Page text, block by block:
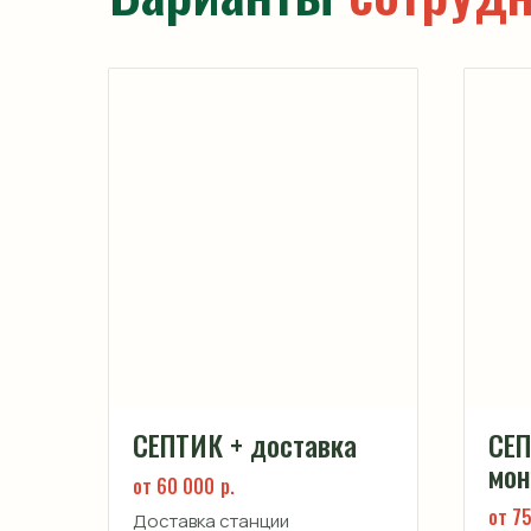
СЕПТИК + доставка
от 60 000 р.
Доставка станции от